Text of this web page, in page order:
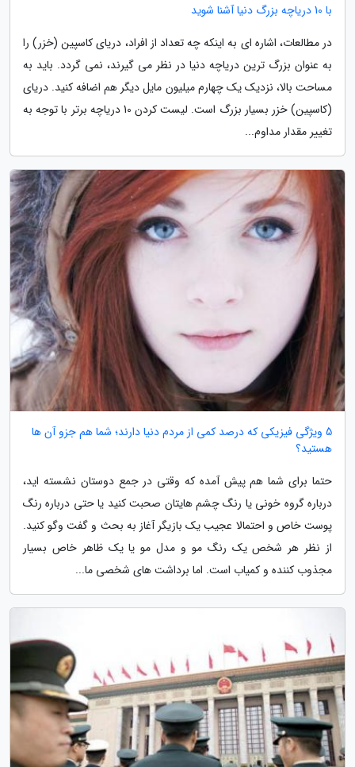
با 10 دریاچه بزرگ دنیا آشنا شوید
در مطالعات، اشاره ای به اینکه چه تعداد از افراد، دریای کاسپین (خزر) را
به عنوان بزرگ ترین دریاچه دنیا در نظر می گیرند، نمی گردد. باید به
مساحت بالا، نزدیک یک چهارم میلیون مایل دیگر هم اضافه کنید. دریای
(کاسپین) خزر بسیار بزرگ است. لیست کردن 10 دریاچه برتر با توجه به
تغییر مقدار مداوم...
5 ویژگی فیزیکی که درصد کمی از مردم دنیا دارند؛ شما هم جزو آن ها
هستید؟
حتما برای شما هم پیش آمده که وقتی در جمع دوستان نشسته اید،
درباره گروه خونی یا رنگ چشم هایتان صحبت کنید یا حتی درباره رنگ
پوست خاص و احتمالا عجیب یک بازیگر آغاز به بحث و گفت وگو کنید.
از نظر هر شخص یک رنگ مو و مدل مو یا یک ظاهر خاص بسیار
مجذوب کننده و کمیاب است. اما برداشت های شخصی ما...